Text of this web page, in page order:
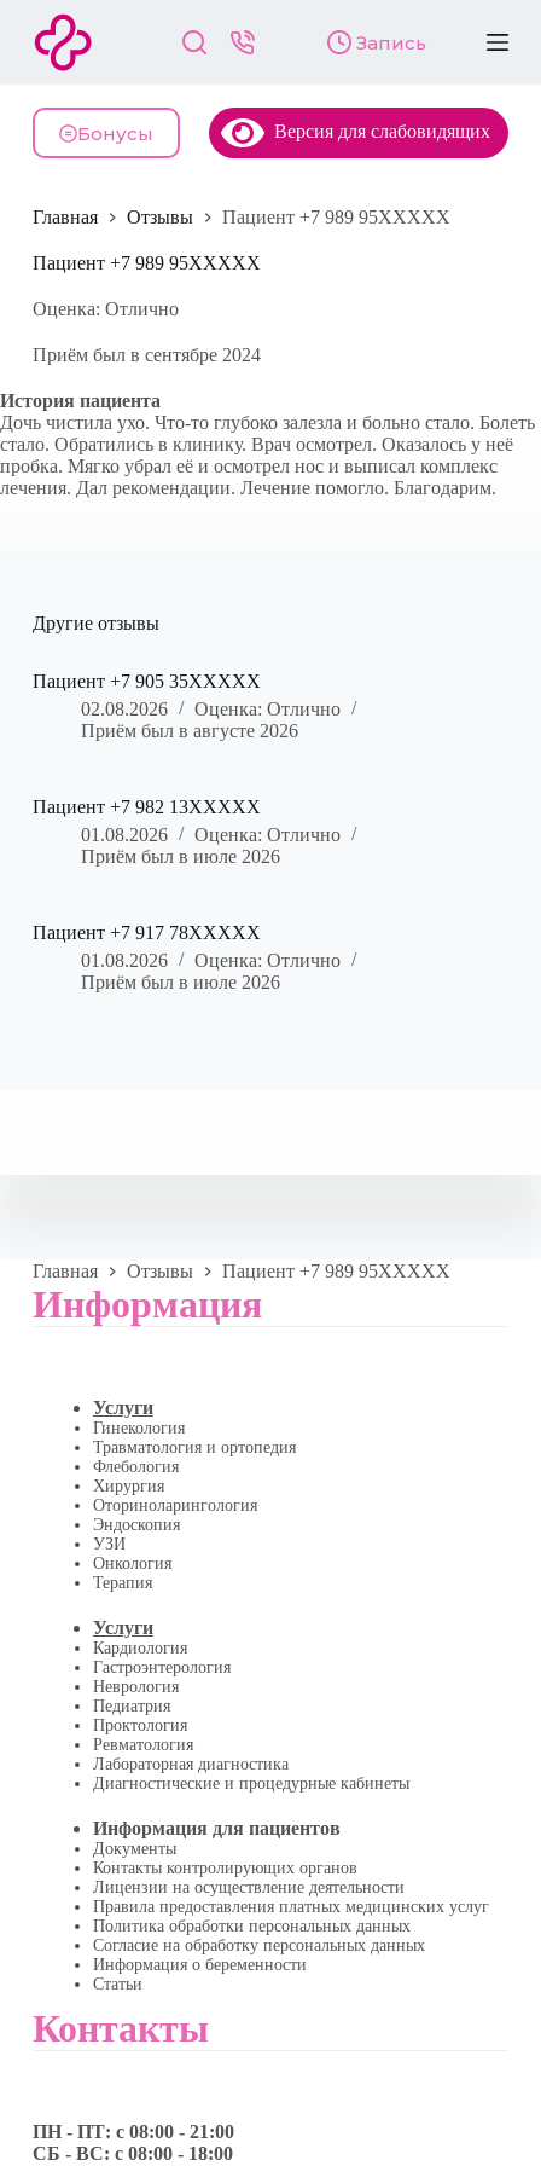
й
и
у
и
Запись
Бонусы Версия для слабовидящих
Главная Отзывы Пациент +7 989 95XXXXX
Пациент +7 989 95XXXXX
Оценка: Отлично
Приём был в сентябре 2024
История пациента
Дочь чистила ухо. Что-то глубоко залезла и больно стало. Болеть
стало. Обратились в клинику. Врач осмотрел. Оказалось у неё
пробка. Мягко убрал её и осмотрел нос и выписал комплекс
лечения. Дал рекомендации. Лечение помогло. Благодарим.
Другие отзывы
Пациент +7 905 35XXXXX
02.08.2026
Оценка: Отлично
Приём был в августе 2026
Пациент +7 982 13XXXXX
01.08.2026
Оценка: Отлично
Приём был в июле 2026
Пациент +7 917 78XXXXX
01.08.2026
Оценка: Отлично
Приём был в июле 2026
Главная Отзывы Пациент +7 989 95XXXXX
Информация
Услуги
Гинекология
Травматология и ортопедия
Флебология
Хирургия
Оториноларингология
Эндоскопия
УЗИ
Онкология
Терапия
Услуги
Кардиология
Гастроэнтерология
Неврология
Педиатрия
Проктология
Ревматология
Лабораторная диагностика
Диагностические и процедурные кабинеты
Информация для пациентов
Документы
Контакты контролирующих органов
Лицензии на осуществление деятельности
Правила предоставления платных медицинских услуг
Политика обработки персональных данных
Согласие на обработку персональных данных
Информация о беременности
Статьи
Контакты
ПН - ПТ: с 08:00 - 21:00
СБ - ВС: с 08:00 - 18:00